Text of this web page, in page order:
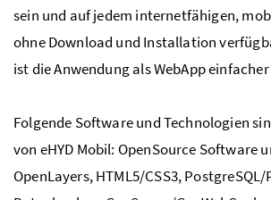
sein und auf jedem internetfähigen,
ohne Download und Installation
ist die Anwendung als WebApp
Folgende Software und Technologien
von eHYD Mobil: OpenSource Software
OpenLayers,HTML5/CSS3, PostgreSQL/